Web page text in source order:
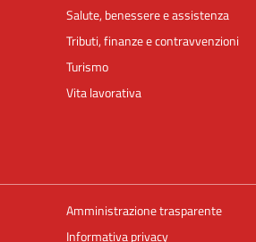
Salute, benessere e assistenza
Tributi, finanze e contravvenzioni
Turismo
Vita lavorativa
Amministrazione trasparente
Informativa privacy